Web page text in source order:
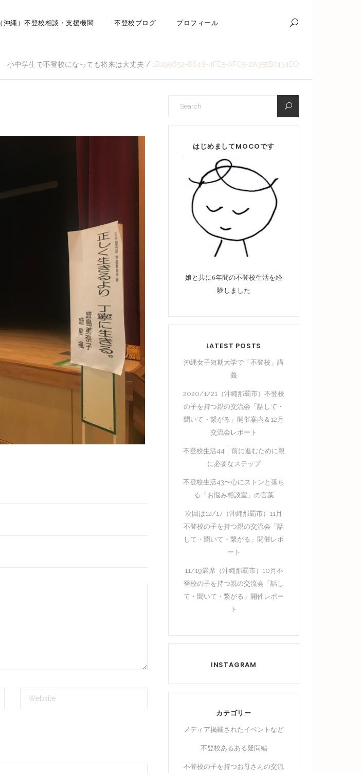
（沖縄）不登校相談・支援機関 不登校ブログ プロフィール
小中学生で不登校になっても将来は大丈夫 / 1B299652-8648-4FE5-AFC5-2A355B0134DD
はじめましてMOCOです
娘と共に6年間の不登校生活を経
験しました
LATEST POSTS
沖縄女子短期大学で「不登校」講
義
2020/1/21（沖縄那覇市）不登校
の子を持つ親の交流会「話して・
聞いて・繋がる」開催案内＆12月
交流会レポート
不登校生活44｜前に進むために親
に必要なステップ
不登校生活43〜心にストンと落ち
る「お悩み相談室」の言葉
次回は12/17（沖縄那覇市）11月
不登校の子を持つ親の交流会「話
して・聞いて・繋がる」開催レポ
ート
11/19満席（沖縄那覇市）10月不
登校の子を持つ親の交流会「話し
て・聞いて・繋がる」開催レポー
ト
INSTAGRAM
カテゴリー
メディア掲載されたイベントなど
不登校あるある疑問編
不登校の子を持つお母さんの交流